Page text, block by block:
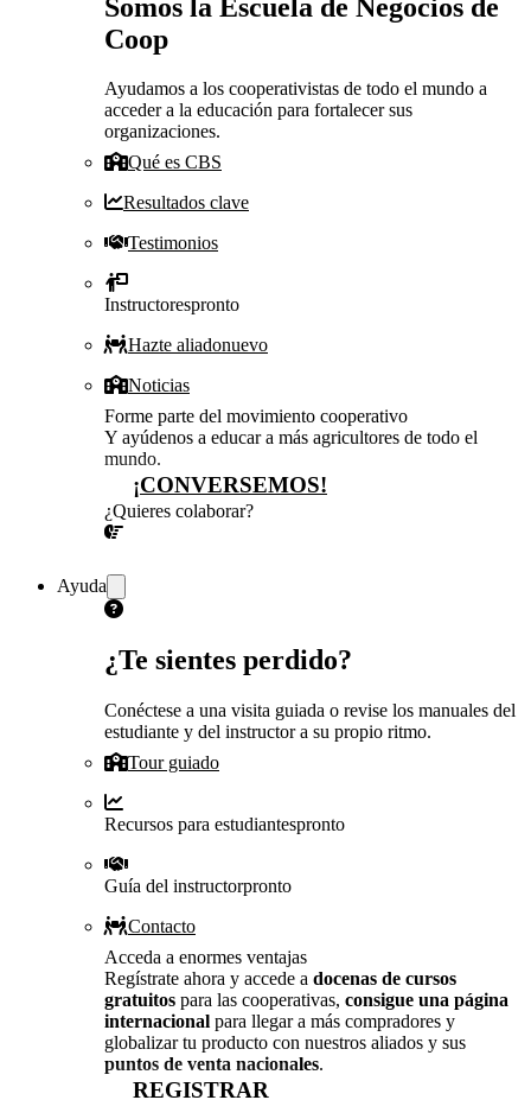
Somos la Escuela de Negocios de
Coop
Ayudamos a los cooperativistas de todo el mundo a
acceder a la educación para fortalecer sus
organizaciones.
Qué es CBS
Resultados clave
Testimonios
Instructorespronto
Hazte aliadonuevo
Noticias
Forme parte del movimiento cooperativo
Y ayúdenos a educar a más agricultores de todo el
mundo.
¡CONVERSEMOS!
¿Quieres colaborar?
Ayuda
¿Te sientes perdido?
Conéctese a una visita guiada o revise los manuales del
estudiante y del instructor a su propio ritmo.
Tour guiado
Recursos para estudiantespronto
Guía del instructorpronto
Contacto
Acceda a enormes ventajas
Regístrate ahora y accede a docenas de cursos
gratuitos para las cooperativas, consigue una página
internacional para llegar a más compradores y
globalizar tu producto con nuestros aliados y sus
puntos de venta nacionales.
REGISTRAR